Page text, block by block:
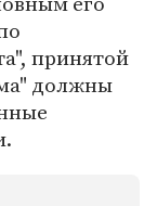
принятой
должны